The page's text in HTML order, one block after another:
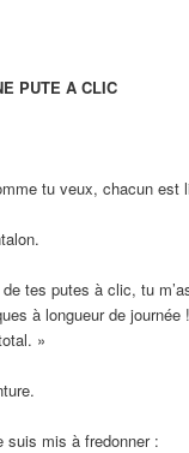
PUTE A CLIC
tu veux, chacun est
tes putes à clic, tu
à longueur de journée
»
suis mis à fredonner :